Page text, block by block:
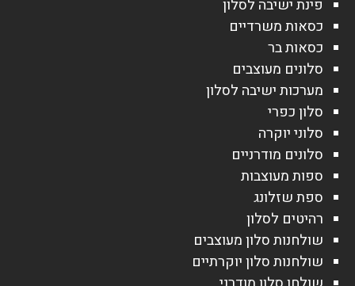
פינת ישיבה לסלון
כסאות משרדיים
כסאות בר
סלונים מעוצבים
מערכות ישיבה לסלון
סלון כפרי
סלוני יוקרה
סלונים מודרניים
ספות מעוצבות
ספת שזלונג
רהיטים לסלון
שולחנות סלון מעוצבים
שולחנות סלון יוקרתיים